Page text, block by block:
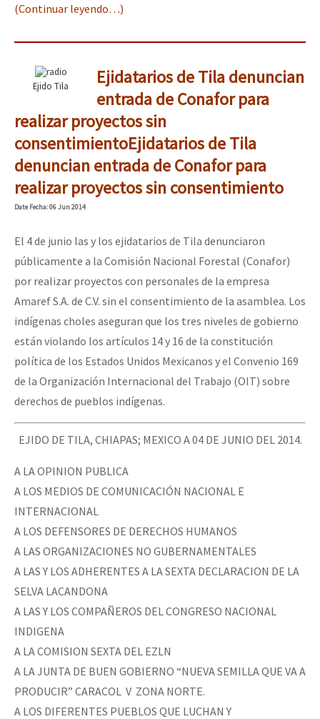
(Continuar leyendo…)
Ejido Tila
Ejidatarios de Tila denuncian
entrada de Conafor para
realizar proyectos sin
consentimientoEjidatarios de Tila
denuncian entrada de Conafor para
realizar proyectos sin consentimiento
DateFecha: 06 Jun 2014
El 4 de junio las y los ejidatarios de Tila denunciaron
públicamente a la Comisión Nacional Forestal (Conafor)
por realizar proyectos con personales de la empresa
Amaref S.A. de C.V. sin el consentimiento de la asamblea. Los
indígenas choles aseguran que los tres niveles de gobierno
están violando los artículos 14 y 16 de la constitución
política de los Estados Unidos Mexicanos y el Convenio 169
de la Organización Internacional del Trabajo (OIT) sobre
derechos de pueblos indígenas.
EJIDO DE TILA, CHIAPAS; MEXICO A 04 DE JUNIO DEL 2014.
A LA OPINION PUBLICA
A LOS MEDIOS DE COMUNICACIÓN NACIONAL E
INTERNACIONAL
A LOS DEFENSORES DE DERECHOS HUMANOS
A LAS ORGANIZACIONES NO GUBERNAMENTALES
A LAS Y LOS ADHERENTES A LA SEXTA DECLARACION DE LA
SELVA LACANDONA
A LAS Y LOS COMPAÑEROS DEL CONGRESO NACIONAL
INDIGENA
A LA COMISION SEXTA DEL EZLN
A LA JUNTA DE BUEN GOBIERNO “NUEVA SEMILLA QUE VA A
PRODUCIR” CARACOL V ZONA NORTE.
A LOS DIFERENTES PUEBLOS QUE LUCHAN Y